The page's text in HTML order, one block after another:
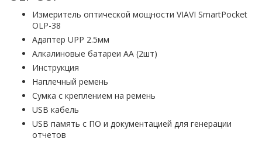
Измеритель оптической мощности VIAVI SmartPocket
OLP-38
Адаптер UPP 2.5мм
Алкалиновые батареи АА (2шт)
Инструкция
Наплечный ремень
Сумка с креплением на ремень
USB кабель
USB память с ПО и документацией для генерации
отчетов